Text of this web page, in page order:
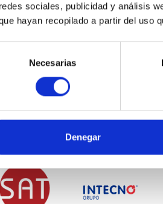
redes sociales, publicidad y análisis
hayan recopilado a partir del uso
Necesarias
Denegar